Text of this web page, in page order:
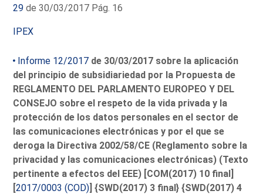
29 de 30/03/2017 Pág. 16
IPEX
Informe 12/2017 de 30/03/2017 sobre la aplicación
del principio de subsidiariedad por la Propuesta de
REGLAMENTO DEL PARLAMENTO EUROPEO Y DEL
CONSEJO sobre el respeto de la vida privada y la
protección de los datos personales en el sector de
las comunicaciones electrónicas y por el que se
deroga la Directiva 2002/58/CE (Reglamento sobre la
privacidad y las comunicaciones electrónicas) (Texto
pertinente a efectos del EEE) [COM(2017) 10 final]
[2017/0003 (COD)] {SWD(2017) 3 final} {SWD(2017) 4